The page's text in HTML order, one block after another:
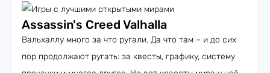
Assassin's Creed Valhalla
Вальхаллу много за что ругали. Да что там – и до сих
пор продолжают ругать: за квесты, графику, систему